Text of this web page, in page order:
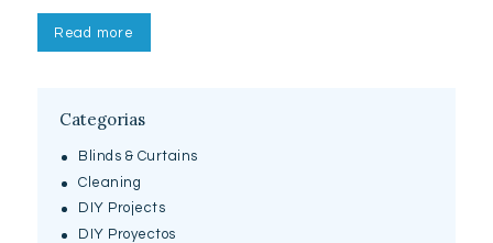
Read more
Categorias
Blinds & Curtains
Cleaning
DIY Projects
DIY Proyectos